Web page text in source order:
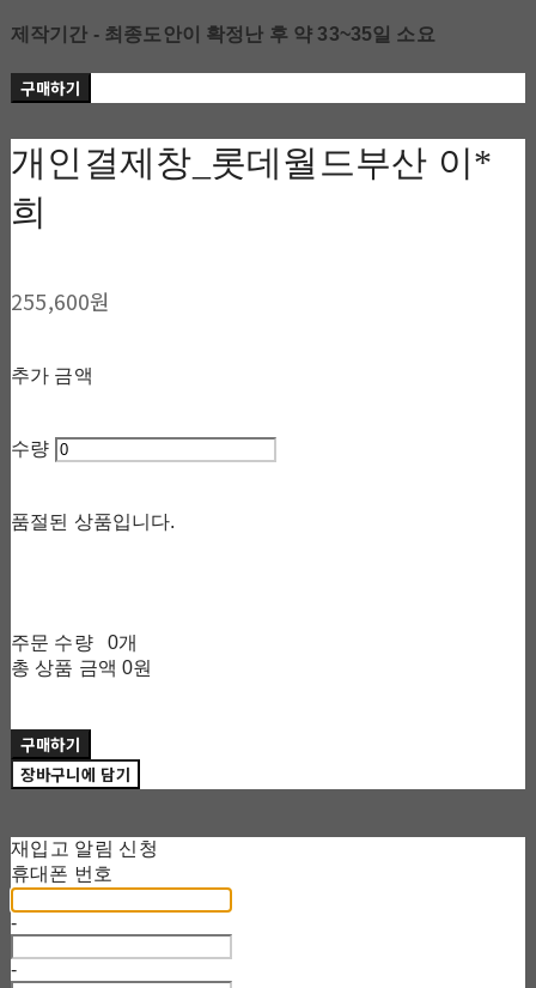
제작기간 - 최종도안이 확정난 후 약 33~35일 소요
구매하기
개인결제창_롯데월드부산 이*
희
255,600원
추가 금액
수량
품절된 상품입니다.
주문 수량
0개
총 상품 금액 0원
구매하기
장바구니에 담기
재입고 알림 신청
휴대폰 번호
-
-